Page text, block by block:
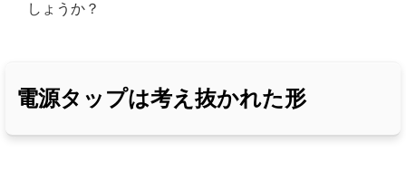
しょうか？
電源タップは考え抜かれた形